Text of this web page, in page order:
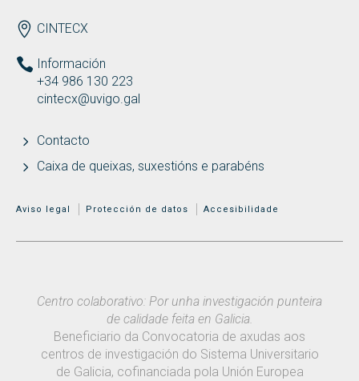
ENDEREZO
CINTECX
Información
+34 986 130 223
cintecx@uvigo.gal
Contacto
Caixa de queixas, suxestións e parabéns
MENÚ ADICIONAL
Aviso legal Protección de datos Accesibilidade
Centro colaborativo: Por unha investigación punteira
de calidade feita en Galicia.
Beneficiario da Convocatoria de axudas aos
centros de investigación do Sistema Universitario
de Galicia, cofinanciada pola Unión Europea